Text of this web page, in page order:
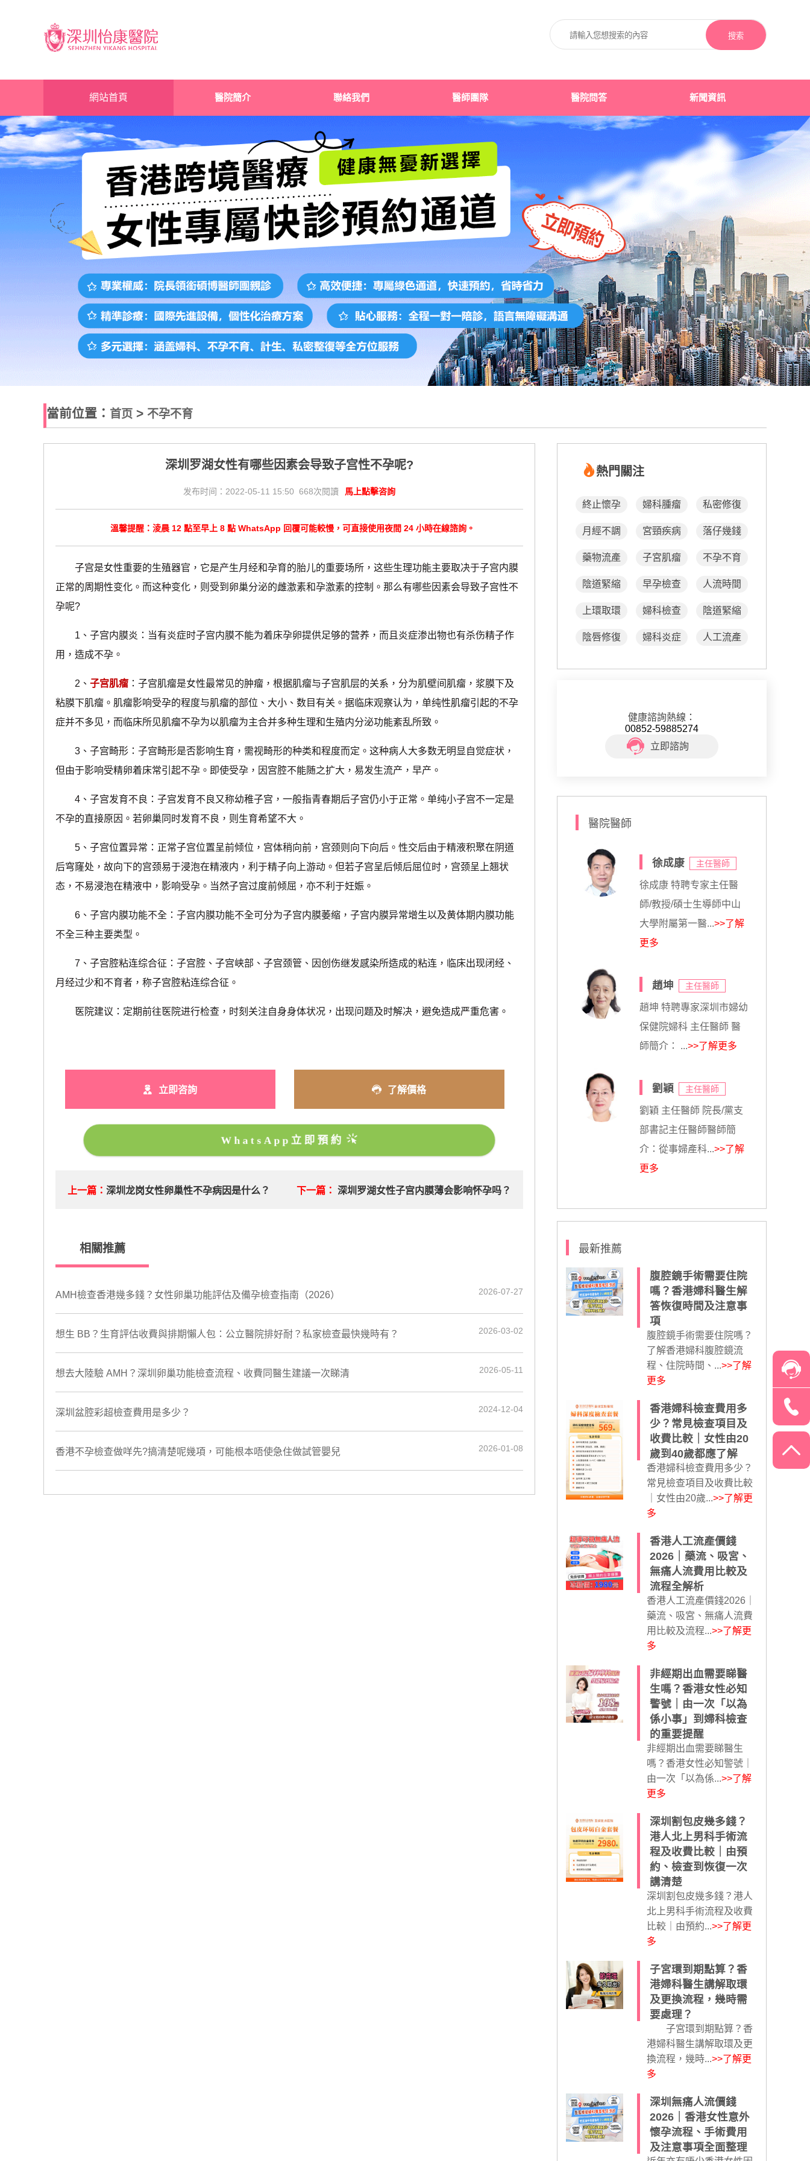
搜索
網站首頁 醫院簡介 聯絡我們 醫師團隊 醫院問答 新聞資訊
當前位置： 首页 > 不孕不育
深圳罗湖女性有哪些因素会导致子宫性不孕呢?
发布时间：2022-05-11 15:50 668次閱讀 馬上點擊咨詢
溫馨提醒：淩晨 12 點至早上 8 點 WhatsApp 回覆可能較慢，可直接使用夜間 24 小時在線諮詢。
子宫是女性重要的生殖器官，它是产生月经和孕育的胎儿的重要场所，这些生理功能主要取决于子宫内膜
正常的周期性变化。而这种变化，则受到卵巢分泌的雌激素和孕激素的控制。那么有哪些因素会导致子宫性不
孕呢?
1、子宫内膜炎：当有炎症时子宫内膜不能为着床孕卵提供足够的营养，而且炎症渗出物也有杀伤精子作
用，造成不孕。
2、子宫肌瘤 ：子宫肌瘤是女性最常见的肿瘤，根据肌瘤与子宫肌层的关系，分为肌壁间肌瘤，浆膜下及
粘膜下肌瘤。肌瘤影响受孕的程度与肌瘤的部位、大小、数目有关。据临床观察认为，单纯性肌瘤引起的不孕
症并不多见，而临床所见肌瘤不孕为以肌瘤为主合并多种生理和生殖内分泌功能紊乱所致。
3、子宫畸形：子宫畸形是否影响生育，需视畸形的种类和程度而定。这种病人大多数无明显自觉症状，
但由于影响受精卵着床常引起不孕。即使受孕，因宫腔不能随之扩大，易发生流产，早产。
4、子宫发育不良：子宫发育不良又称幼稚子宫，一般指青春期后子宫仍小于正常。单纯小子宫不一定是
不孕的直接原因。若卵巢同时发育不良，则生育希望不大。
5、子宫位置异常：正常子宫位置呈前倾位，宫体稍向前，宫颈则向下向后。性交后由于精液积聚在阴道
后穹窿处，故向下的宫颈易于浸泡在精液内，利于精子向上游动。但若子宫呈后倾后屈位时，宫颈呈上翘状
态，不易浸泡在精液中，影响受孕。当然子宫过度前倾屈，亦不利于妊娠。
6、子宫内膜功能不全：子宫内膜功能不全可分为子宫内膜萎缩，子宫内膜异常增生以及黄体期内膜功能
不全三种主要类型。
7、子宫腔粘连综合征：子宫腔、子宫峡部、子宫颈管、因创伤继发感染所造成的粘连，临床出现闭经、
月经过少和不育者，称子宫腔粘连综合征。
医院建议：定期前往医院进行检查，时刻关注自身身体状况，出现问题及时解决，避免造成严重危害。
立即咨詢 了解價格
WhatsApp立即預約
上一篇：深圳龙岗女性卵巢性不孕病因是什么？ 下一篇： 深圳罗湖女性子宫内膜薄会影响怀孕吗？
相關推薦
AMH檢查香港幾多錢？女性卵巢功能評估及備孕檢查指南（2026） 2026-07-27
想生 BB？生育評估收費與排期懶人包：公立醫院排好耐？私家檢查最快幾時有？ 2026-03-02
想去大陸驗 AMH？深圳卵巢功能檢查流程、收費同醫生建議一次睇清 2026-05-11
​深圳盆腔彩超檢查費用是多少？ 2024-12-04
香港不孕檢查做咩先?搞清楚呢幾項，可能根本唔使急住做試管嬰兒 2026-01-08
熱門關注
終止懷孕 婦科腫瘤 私密修復
月經不調 宮頸疾病 落仔幾錢
藥物流產 子宮肌瘤 不孕不育
陰道緊縮 早孕檢查 人流時間
上環取環 婦科檢查 陰道緊縮
陰唇修復 婦科炎症 人工流產
健康諮詢熱線：
00852-59885274
立即諮詢
醫院醫師
徐成康 主任醫師
徐成康 特聘专家主任醫
師/教授/碩士生導師中山
大學附屬第一醫...>>了解
更多
趙坤 主任醫師
趙坤 特聘專家深圳市婦幼
保健院婦科 主任醫師 醫
師簡介： ...>>了解更多
劉穎 主任醫師
劉穎 主任醫師 院長/黨支
部書記主任醫師醫師簡
介：從事婦產科...>>了解
更多
最新推薦
腹腔鏡手術需要住院
嗎？香港婦科醫生解
答恢復時間及注意事
項
腹腔鏡手術需要住院嗎？
了解香港婦科腹腔鏡流
程、住院時間、...>>了解
更多
香港婦科檢查費用多
少？常見檢查項目及
收費比較｜女性由20
歲到40歲都應了解
香港婦科檢查費用多少？
常見檢查項目及收費比較
｜女性由20歲...>>了解更
多
香港人工流產價錢
2026｜藥流、吸宮、
無痛人流費用比較及
流程全解析
香港人工流產價錢2026｜
藥流、吸宮、無痛人流費
用比較及流程...>>了解更
多
非經期出血需要睇醫
生嗎？香港女性必知
警號｜由一次「以為
係小事」到婦科檢查
的重要提醒
非經期出血需要睇醫生
嗎？香港女性必知警號｜
由一次「以為係...>>了解
更多
深圳割包皮幾多錢？
港人北上男科手術流
程及收費比較｜由預
約、檢查到恢復一次
講清楚
深圳割包皮幾多錢？港人
北上男科手術流程及收費
比較｜由預約...>>了解更
多
子宮環到期點算？香
港婦科醫生講解取環
及更換流程，幾時需
要處理？
子宮環到期點算？香
港婦科醫生講解取環及更
換流程，幾時...>>了解更
多
深圳無痛人流價錢
2026｜香港女性意外
懷孕流程、手術費用
及注意事項全面整理